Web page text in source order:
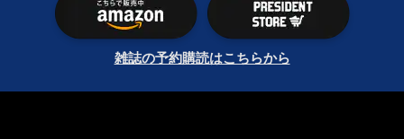
雑誌の予約購読はこちらから